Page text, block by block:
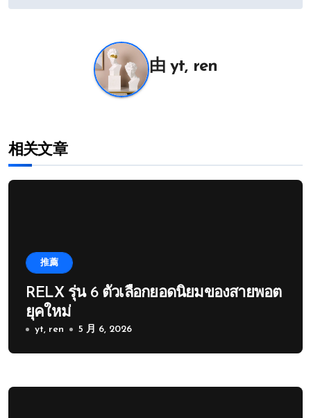
由yt, ren
相关文章
推薦
RELX รุ่น 6 ตัวเลือกยอดนิยมของสายพอต
ยุคใหม่
yt, ren 5 月 6, 2026